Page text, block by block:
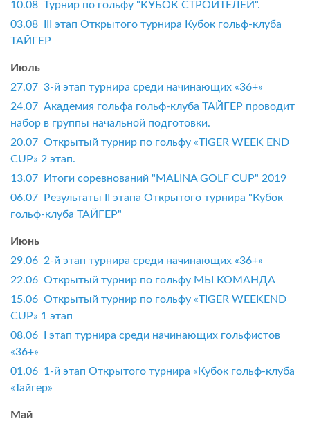
10.08 Турнир по гольфу "КУБОК СТРОИТЕЛЕЙ".
03.08 III этап Открытого турнира Кубок гольф-клуба
ТАЙГЕР
Июль
27.07 3-й этап турнира среди начинающих «36+»
24.07 Академия гольфа гольф-клуба ТАЙГЕР проводит
набор в группы начальной подготовки.
20.07 Открытый турнир по гольфу «TIGER WEEK END
CUP» 2 этап.
13.07 Итоги соревнований "MALINA GOLF CUP" 2019
06.07 Результаты II этапа Открытого турнира "Кубок
гольф-клуба ТАЙГЕР"
Июнь
29.06 2-й этап турнира среди начинающих «36+»
22.06 Открытый турнир по гольфу МЫ КОМАНДА
15.06 Открытый турнир по гольфу «TIGER WEEKEND
CUP» 1 этап
08.06 I этап турнира среди начинающих гольфистов
«36+»
01.06 1-й этап Открытого турнира «Кубок гольф-клуба
«Тайгер»
Май